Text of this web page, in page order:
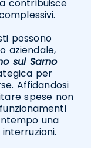
contribuisce
possono
aziendale,
sul Sarno
per
Affidandosi
spese non
una